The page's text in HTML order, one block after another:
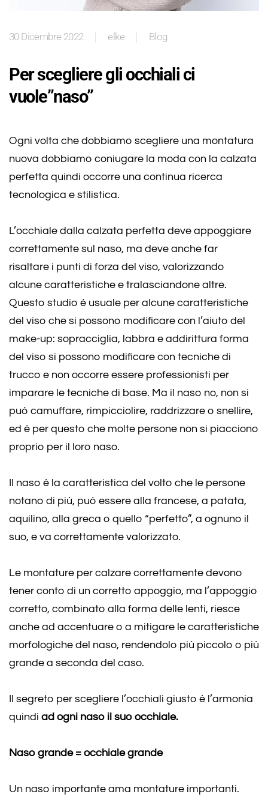
30 Dicembre 2022 elke Blog
Per scegliere gli occhiali ci
vuole”naso”
Ogni volta che dobbiamo scegliere una montatura
nuova dobbiamo coniugare la moda con la calzata
perfetta quindi occorre una continua ricerca
tecnologica e stilistica.
L’occhiale dalla calzata perfetta deve appoggiare
correttamente sul naso, ma deve anche far
risaltare i punti di forza del viso, valorizzando
alcune caratteristiche e tralasciandone altre.
Questo studio è usuale per alcune caratteristiche
del viso che si possono modificare con l’aiuto del
make-up: sopracciglia, labbra e addirittura forma
del viso si possono modificare con tecniche di
trucco e non occorre essere professionisti per
imparare le tecniche di base. Ma il naso no, non si
può camuffare, rimpicciolire, raddrizzare o snellire,
ed è per questo che molte persone non si piacciono
proprio per il loro naso.
Il naso è la caratteristica del volto che le persone
notano di più, può essere alla francese, a patata,
aquilino, alla greca o quello “perfetto”, a ognuno il
suo, e va correttamente valorizzato.
Le montature per calzare correttamente devono
tener conto di un corretto appoggio, ma l’appoggio
corretto, combinato alla forma delle lenti, riesce
anche ad accentuare o a mitigare le caratteristiche
morfologiche del naso, rendendolo più piccolo o più
grande a seconda del caso.
Il segreto per scegliere l’occhiali giusto è l’armonia
quindi ad ogni naso il suo occhiale.
Naso grande = occhiale grande
Un naso importante ama montature importanti.